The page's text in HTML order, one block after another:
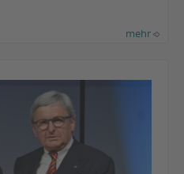
mehr